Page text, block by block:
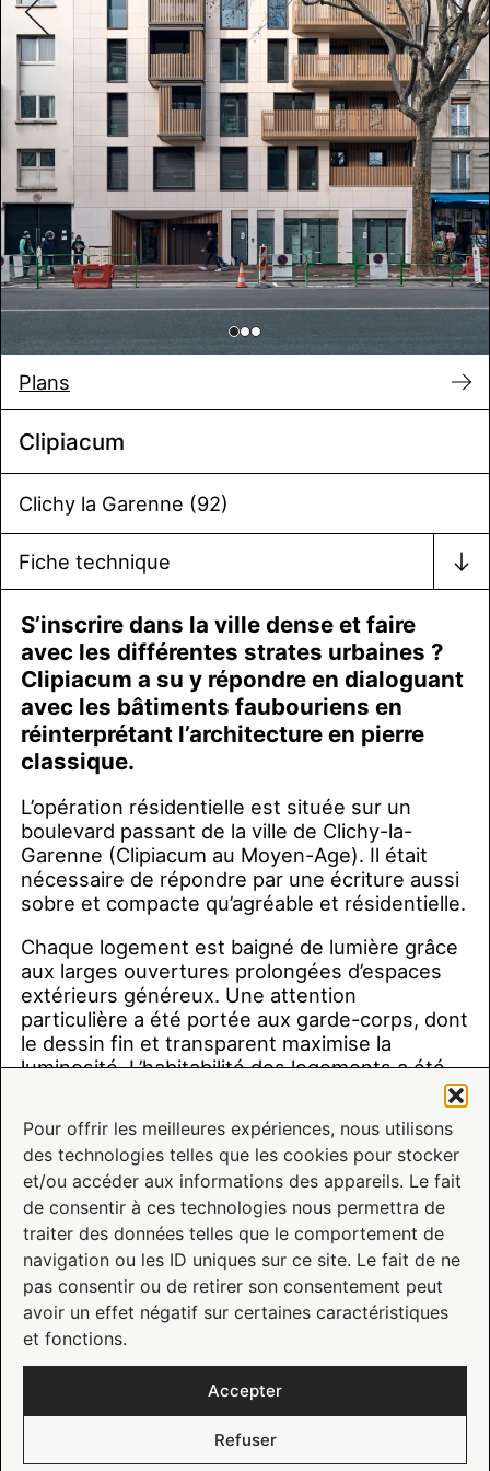
Pour offrir les meilleures expériences, nous utilisons
des technologies telles que les cookies pour stocker
et/ou accéder aux informations des appareils. Le fait
de consentir à ces technologies nous permettra de
traiter des données telles que le comportement de
navigation ou les ID uniques sur ce site. Le fait de ne
pas consentir ou de retirer son consentement peut
avoir un effet négatif sur certaines caractéristiques
et fonctions.
Accepter
Refuser
Clipiacum
Clichy la Garenne (92)
Fiche technique
Plans
S’inscrire dans la ville dense et faire
avec les différentes strates urbaines ?
Clipiacum a su y répondre en dialoguant
avec les bâtiments faubouriens en
réinterprétant l’architecture en pierre
classique.
L’opération résidentielle est située sur un
boulevard passant de la ville de Clichy-la-
Garenne (Clipiacum au Moyen-Age). Il était
nécessaire de répondre par une écriture aussi
sobre et compacte qu’agréable et résidentielle.
Chaque logement est baigné de lumière grâce
aux larges ouvertures prolongées d’espaces
extérieurs généreux. Une attention
particulière a été portée aux garde-corps, dont
le dessin fin et transparent maximise la
luminosité. L’habitabilité des logements a été
La matérialité est traitée pour répondre aux
immeubles environnants, de facture classique.
Le travail de la pierre inscrit le bâtiment dans
une écriture contemporaine avec une
attention portée aux détails. C’est ainsi que la
pierre se retourne au droit de l’entrée de la
résidence, comme une invitation à la visite.
crédits photos : © EPAILLARD-
MACHADO
AM3
Autres projets de l'Atelier M3
Industrie